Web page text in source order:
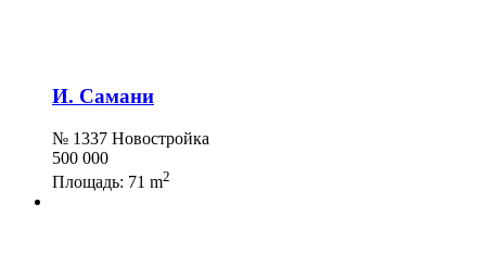
И. Самани
№ 1337 Новостройка
500 000
Площадь: 71 m2